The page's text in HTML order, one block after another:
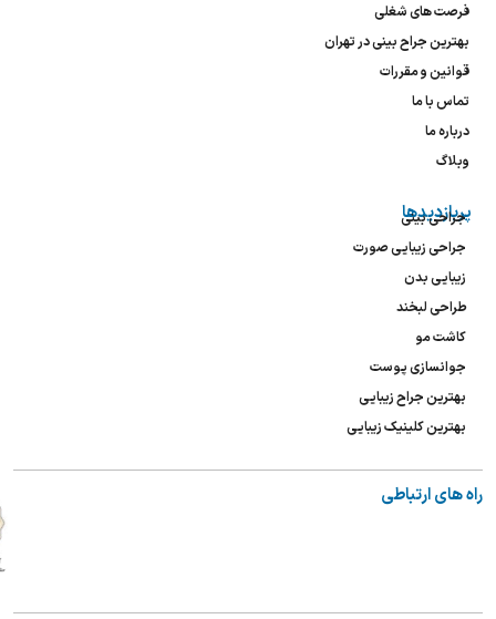
فرصت های شغلی
بهترین جراح بینی در تهران
قوانین و مقررات
تماس با ما
درباره ما
وبلاگ
پربازدیدها
جراحی بینی
جراحی زیبایی صورت
زیبایی بدن
طراحی لبخند
کاشت مو
جوانسازی پوست
بهترین جراح زیبایی
بهترین کلینیک زیبایی
راه های ارتباطی